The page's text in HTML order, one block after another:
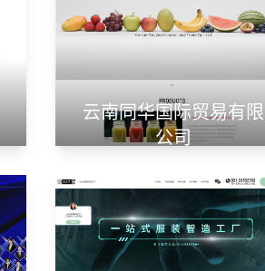
云南同华国际贸易有限
公司